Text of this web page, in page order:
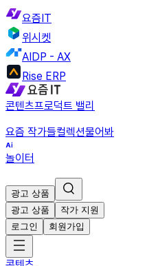
요즘IT
위시켓
AIDP - AX
Rise ERP
콘텐츠프로덕트 밸리
요즘 작가들컬렉션물어봐
놀이터
광고 상품
광고 상품
작가 지원
로그인
회원가입